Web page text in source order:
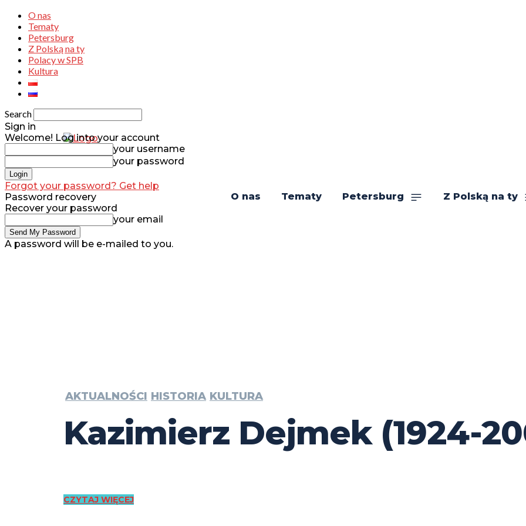
O nas
Tematy
Petersburg
Z Polską na ty
Polacy w SPB
Kultura
Search
O nas Tematy Petersburg Z Polską na ty
Sign in
Welcome! Log into your account
your username
your password
Forgot your password? Get help
Password recovery
Recover your password
your email
A password will be e-mailed to you.
AKTUALNOŚCI HISTORIA KULTURA
Kazimierz Dejmek (1924-
CZYTAJ WIĘCEJ